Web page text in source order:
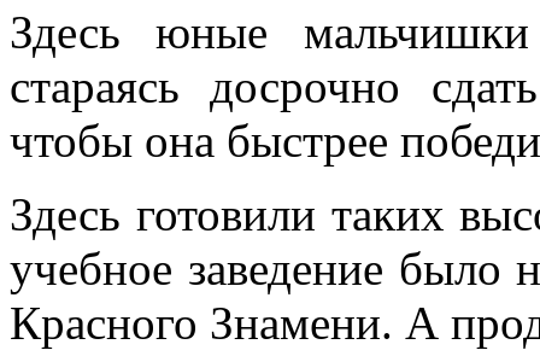
Здесь юные
стараясь досрочно
чтобы она быстрее
Здесь готовили таких
учебное заведение было
Красного Знамени. А